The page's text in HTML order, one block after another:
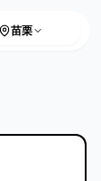
苗栗